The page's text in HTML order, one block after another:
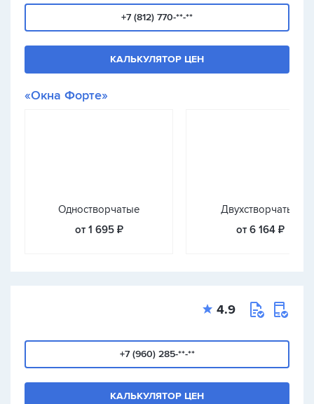
+7 (812) 770-**-**
КАЛЬКУЛЯТОР ЦЕН
«Окна Форте»
Одностворчатые
от 1 695 ₽
Двухстворчатые
от 6 164 ₽
4.9
+7 (960) 285-**-**
КАЛЬКУЛЯТОР ЦЕН